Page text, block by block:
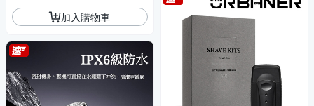
加入購物車